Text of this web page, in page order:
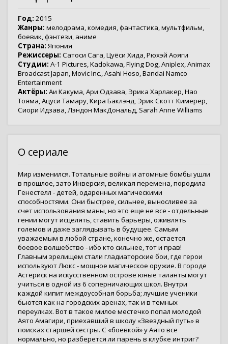
Год: 2015
Жанры: мелодрама,комедия,фантастика,мультфильм,
боевик,фэнтези, аниме
Страна: Япония
Режиссеры: Сатоси Сага,Цуёси Хида,Рюхэй Аояги
Студии: A-1 Pictures,Kadokawa,Flying Dog,Aniplex,Animax
Broadcast Japan,Movic Inc.,Asahi Hoso,Bandai Namco
Entertainment
Актёры: Аи Какума,Ари Одзава,Эрика Харлакер,Нао
Тояма,Ацуси Тамару,Кира Баклэнд,Эрик Скотт Кимерер,
Сиори Идзава,Лэндон МакДональд,Sarah Anne Williams
О сериале
Мир изменился. Тотальные войны и атомные бомбы ушли
в прошлое, зато Инверсия, великая перемена, породила
Генестелл - детей, одаренных магическими
способностями. Они быстрее, сильнее, выносливее за
счет использования маны, но это еще не все - отдельные
гении могут исцелять, ставить барьеры, оживлять
големов и даже заглядывать в будущее. Самым
уважаемым в любой стране, конечно же, остается
боевое волшебство - ибо кто сильнее, тот и прав!
Главным зрелищем стали гладиаторские бои, где герои
используют Люкс - мощное магическое оружие. В городе
Астериск на искусственном острове юные таланты могут
учиться в одной из 6 соперничающих школ. Внутри
каждой кипит междоусобная борьба; лучшие ученики
бьются как на городских аренах, так и в темных
переулках. Вот в такое милое местечко попал молодой
Аято Амагири, приехавший в школу «Звездный путь» в
поисках старшей сестры. С «боевкой» у Аято все
нормально, но разберется ли парень в клубке интриг?